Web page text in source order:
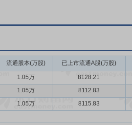
流通股本(万股) 已上市流通A股(万股)
1.05万
8128.21
1.05万
8112.83
1.05万 8115.83